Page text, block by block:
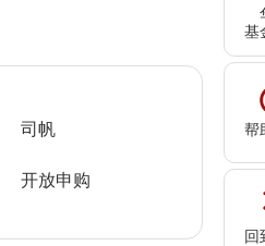
基
帮
回
司帆
开放申购